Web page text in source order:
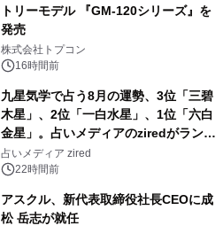
トリーモデル 『GM-120シリーズ』を
発売
株式会社トプコン
16時間前
九星気学で占う8月の運勢、3位「三碧
木星」、2位「一白水星」、1位「六白
金星」。占いメディアのziredがランキ
ングを発表
占いメディア zired
22時間前
アスクル、新代表取締役社長CEOに成
松 岳志が就任